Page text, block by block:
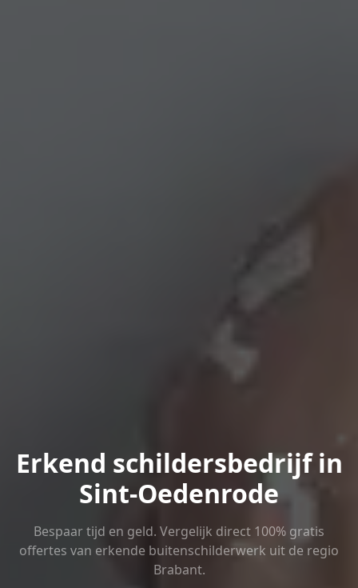
Erkend schildersbedrijf in
Sint-Oedenrode
Bespaar tijd en geld. Vergelijk direct 100% gratis
offertes van erkende buitenschilderwerk uit de regio
Brabant.